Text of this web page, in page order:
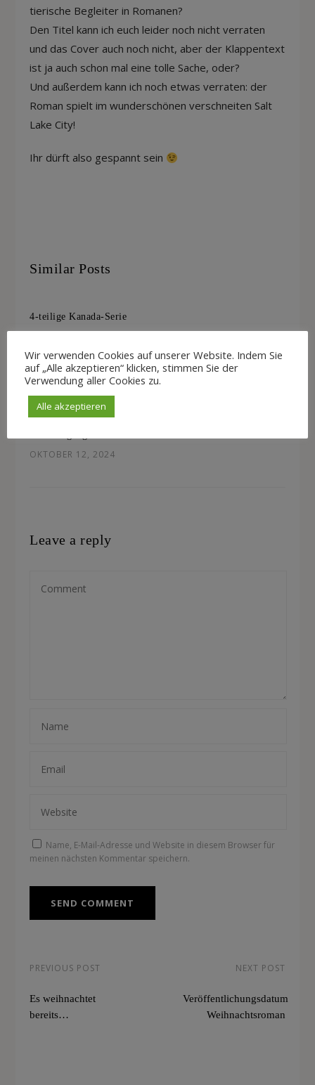
tierische Begleiter in Romanen?
Den Titel kann ich euch leider noch nicht verraten
und das Cover auch noch nicht, aber der Klappentext
ist ja auch schon mal eine tolle Sache, oder?
Und außerdem kann ich noch etwas verraten: der
Roman spielt im wunderschönen verschneiten Salt
Lake City!
Ihr dürft also gespannt sein
Similar Posts
4-teilige Kanada-Serie
Mein neuer Roman ist da!
FEBRUAR 12, 2025
OKTOBER 12, 2024
Leave a reply
Name, E-Mail-Adresse und Website in diesem Browser für
meinen nächsten Kommentar speichern.
PREVIOUS POST
Es weihnachtet
bereits…
NEXT POST
Veröffentlichungsdatum
Weihnachtsroman
Wir verwenden Cookies auf unserer Website. Indem Sie
auf „Alle akzeptieren“ klicken, stimmen Sie der
Verwendung aller Cookies zu.
Alle akzeptieren